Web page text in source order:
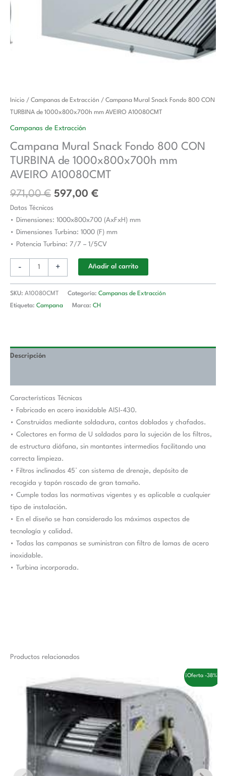
Inicio / Campanas de Extracción / Campana Mural Snack Fondo 800 CON
TURBINA de 1000x800x700h mm AVEIRO A10080CMT
Campanas de Extracción
Campana Mural Snack Fondo 800 CON
TURBINA de 1000x800x700h mm
AVEIRO A10080CMT
971,00€
El
precio
original
971,00 €.
597,00 €
El
precio
597,00 €.
Datos Técnicos
• Dimensiones: 1000x800x700 (AxFxH) mm
• Dimensiones Turbina: 1000 (F) mm
• Potencia Turbina: 7/7 – 1/5CV
-
Campana
Mural
Snack
800
CON
TURBINA
1000x800x700h
mm
AVEIRO
A10080CMT
cantidad
+ Añadir al carrito
SKU: A10080CMT Categoría: Campanas de Extracción
Etiqueta: Campana Marca: CH
Descripción
Características Técnicas
• Fabricado en acero inoxidable AISI-430.
• Construidas mediante soldadura, cantos doblados y chafados.
• Colectores en forma de U soldados para la sujeción de los filtros,
de estructura diáfana, sin montantes intermedios facilitando una
correcta limpieza.
• Filtros inclinados 45° con sistema de drenaje, depósito de
recogida y tapón roscado de gran tamaño.
• Cumple todas las normativas vigentes y es aplicable a cualquier
tipo de instalación.
• En el diseño se han considerado los máximos aspectos de
tecnología y calidad.
• Todas las campanas se suministran con filtro de lamas de acero
inoxidable.
• Turbina incorporada.
Productos relacionados
¡Oferta -38%!
precio
original
era:
497,00 €.
actual
306,00 €.